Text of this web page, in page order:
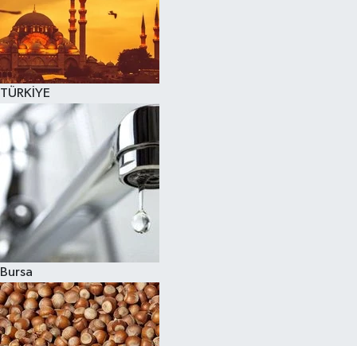
TÜRKİYE
Bursa